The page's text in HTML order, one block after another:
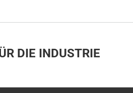
DIE INDUSTRIE